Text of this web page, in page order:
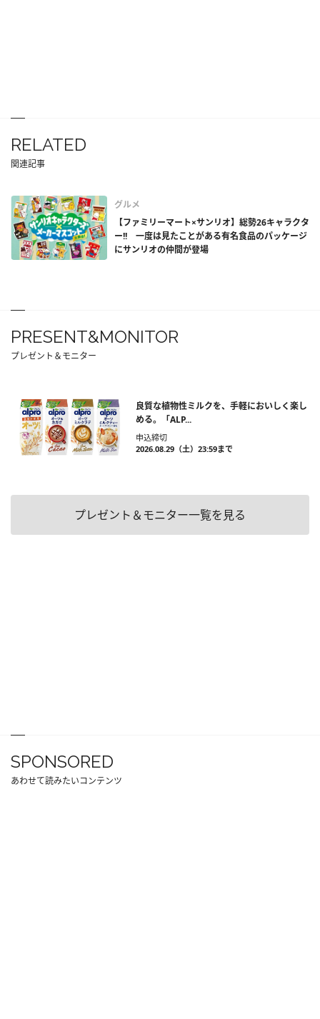
RELATED
関連記事
グルメ
【ファミリーマート×サンリオ】総勢26キャラクタ
ー!! 一度は見たことがある有名食品のパッケージ
にサンリオの仲間が登場
PRESENT&MONITOR
プレゼント＆モニター
良質な植物性ミルクを、手軽においしく楽し
める。「ALP...
申込締切
2026.08.29（土）23:59まで
プレゼント＆モニター一覧を見る
SPONSORED
あわせて読みたいコンテンツ